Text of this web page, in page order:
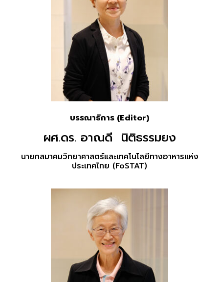
บรรณาธิการ (Editor)
ผศ.ดร. อาณดี นิติธรรมยง
นายกสมาคมวิทยาศาสตร์และเทคโนโลยีทางอาหารแห่ง
ประเทศไทย (FoSTAT)